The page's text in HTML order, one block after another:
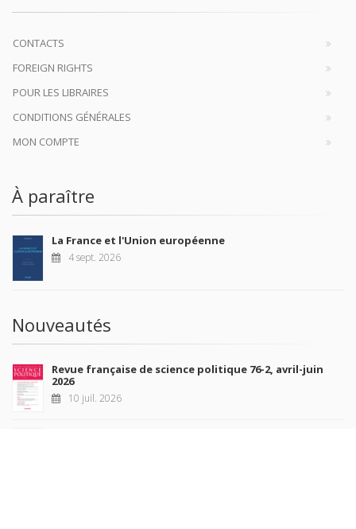
CONTACTS
FOREIGN RIGHTS
POUR LES LIBRAIRES
CONDITIONS GÉNÉRALES
MON COMPTE
À paraître
La France et l'Union européenne
4 sept. 2026
Nouveautés
Revue française de science politique 76-2, avril-juin
2026
10 juil. 2026